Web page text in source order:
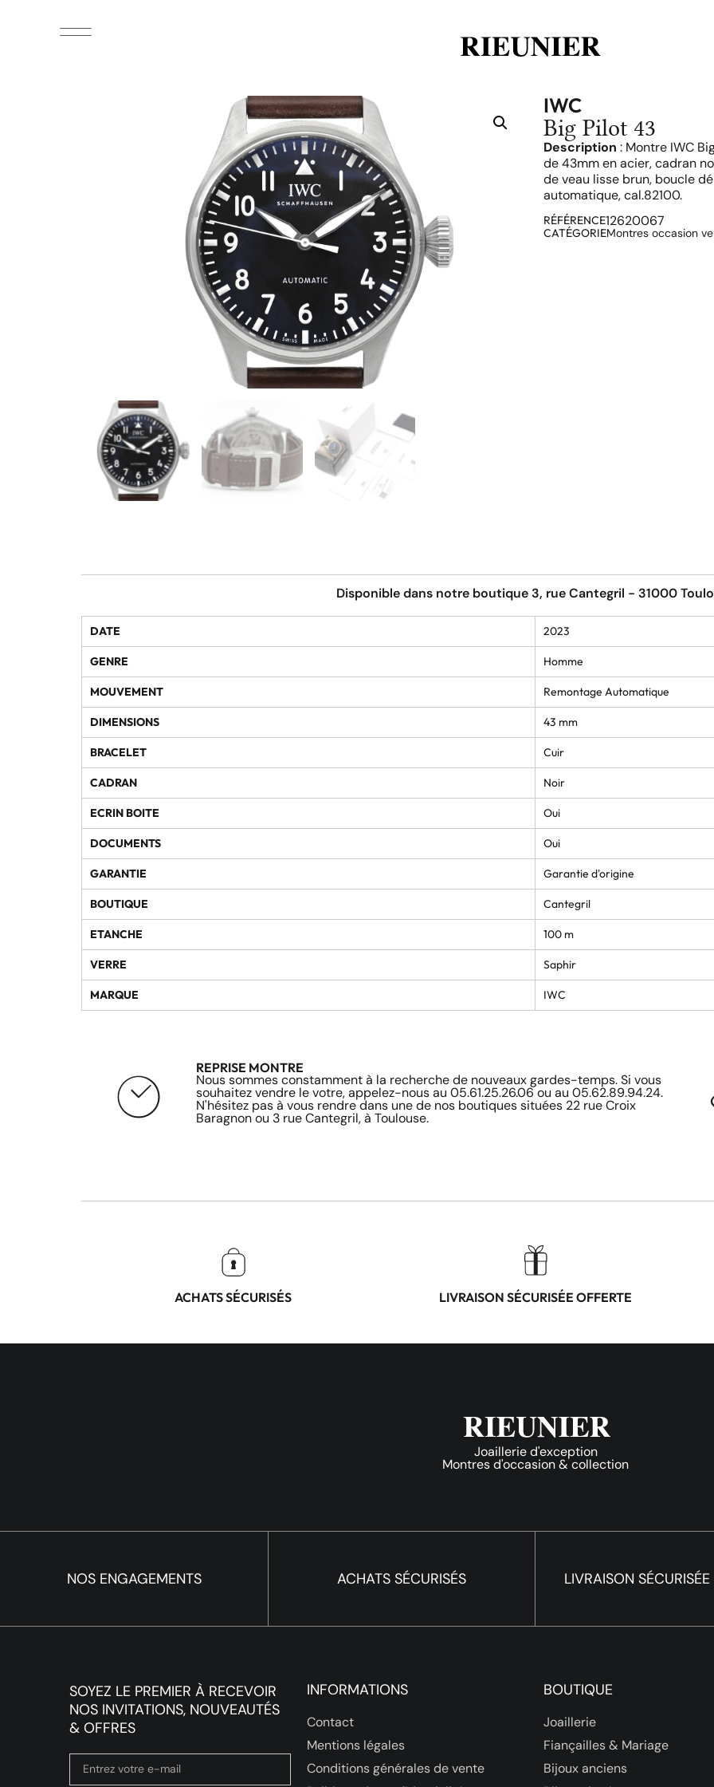
IWC
Big Pilot 43
Description : Montre IWC
de 43mm en acier, cadran
de veau lisse brun, boucle
automatique, cal.82100.
RÉFÉRENCE12620067
CATÉGORIEMontres occasion
Disponible dans notre boutique 3, rue Cantegril - 31000
DATE 2023
GENRE Homme
MOUVEMENT Remontage Automatique
DIMENSIONS 43 mm
BRACELET Cuir
CADRAN Noir
ECRIN BOITE Oui
DOCUMENTS Oui
GARANTIE Garantie d'origine
BOUTIQUE Cantegril
ETANCHE 100 m
VERRE Saphir
MARQUE IWC
REPRISE MONTRE
Nous sommes constamment à la recherche de nouveaux gardes-temps. Si vous
souhaitez vendre le votre, appelez-nous au 05.61.25.26.06 ou au 05.62.89.94.24.
N'hésitez pas à vous rendre dans une de nos boutiques situées 22 rue Croix
Baragnon ou 3 rue Cantegril, à Toulouse.
ACHATS SÉCURISÉS LIVRAISON SÉCURISÉE OFFERTE
Joaillerie d'exception
Montres d'occasion & collection
NOS ENGAGEMENTS ACHATS SÉCURISÉS LIVRAISON
SOYEZ LE PREMIER À RECEVOIR
NOS INVITATIONS, NOUVEAUTÉS
& OFFRES
INFORMATIONS
Contact
Mentions légales
Conditions générales de vente
BOUTIQUE
Joaillerie
Fiançailles & Mariage
Bijoux anciens